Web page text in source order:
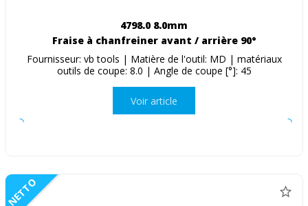
4798.0 8.0mm
Fraise à chanfreiner avant / arrière 90°
Fournisseur: vb tools | Matière de l'outil: MD | matériaux
outils de coupe: 8.0 | Angle de coupe [°]: 45
Voir article
NETTO